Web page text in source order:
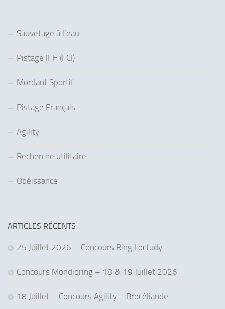
Sauvetage à l’eau
Pistage IFH (FCI)
Mordant Sportif
Pistage Français
Agility
Recherche utilitaire
Obéissance
ARTICLES RÉCENTS
25 Juillet 2026 – Concours Ring Loctudy
Concours Mondioring – 18 & 19 Juillet 2026
18 Juillet – Concours Agility – Brocéliande –